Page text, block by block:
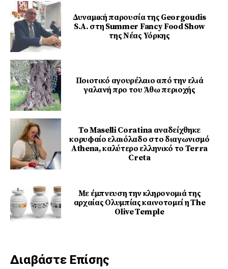
Δυναμική παρουσία της Georgoudis
S.A. στη Summer Fancy Food Show
της Νέας Υόρκης
Ποιοτικό αγουρέλαιο από την ελιά
γαλανή προ του Άθω περιοχής
To Maselli Coratina αναδείχθηκε
κορυφαίο ελαιόλαδο στο διαγωνισμό
Athena, καλύτερο ελληνικό το Terra
Creta
Με έμπνευση την κληρονομιά της
αρχαίας Ολυμπίας καινοτομεί η The
Olive Temple
Διαβάστε Επίσης